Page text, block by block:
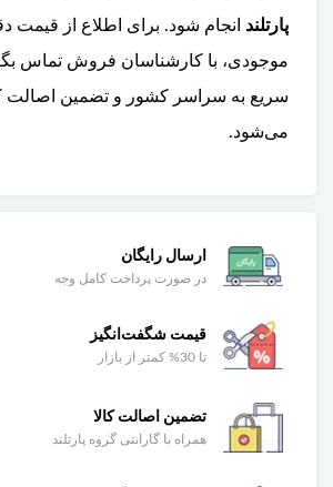
پارتلند انجام شود. برای اطلاع از قیمت
موجودی، با کارشناسان فروش تماس
سریع به سراسر کشور و تضمین اصالت
می‌شود.
ارسال رایگان
در صورت پرداخت کامل وجه
قیمت شگفت‌انگیز
تا 30% کمتر از بازار
تضمین اصالت کالا
همراه با گارانتی گروه پارتلند